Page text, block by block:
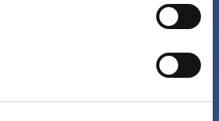
partner nei progetti